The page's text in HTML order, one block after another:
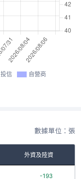
投信 自營商
數據單位：張
外資及陸資
-193